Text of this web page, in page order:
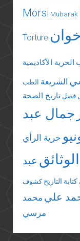
Morsi Mubarak
Torture
الحرية الأكاديمية
الشريعة الطب
فضل تاريخ الصحة
جمال عبد
حرية الرأي
عبد
كتابة التاريخ كشوف
علي محمد
مرسي